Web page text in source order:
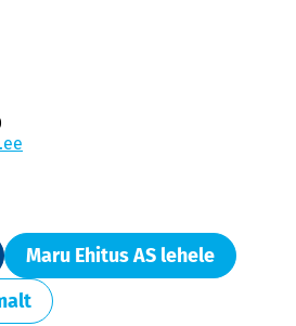
Maru Ehitus AS lehele